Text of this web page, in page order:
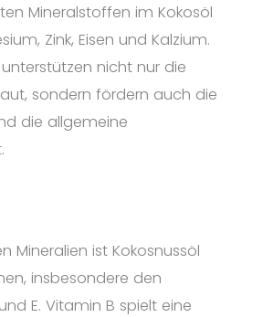
Mineralstoffen im Kokosöl
Zink, Eisen und Kalzium.
nicht nur die
sondern fördern auch die
die allgemeine
Mineralien ist Kokosnussöl
insbesondere den
E. Vitamin B spielt eine